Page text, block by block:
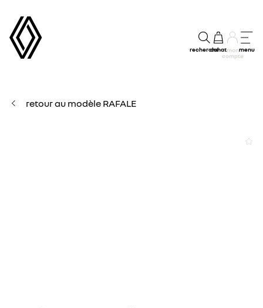
rechercheachatmon
compte
menu
retour au modèle RAFALE